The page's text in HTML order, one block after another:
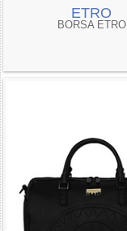
ETRO
BORSA ETRO